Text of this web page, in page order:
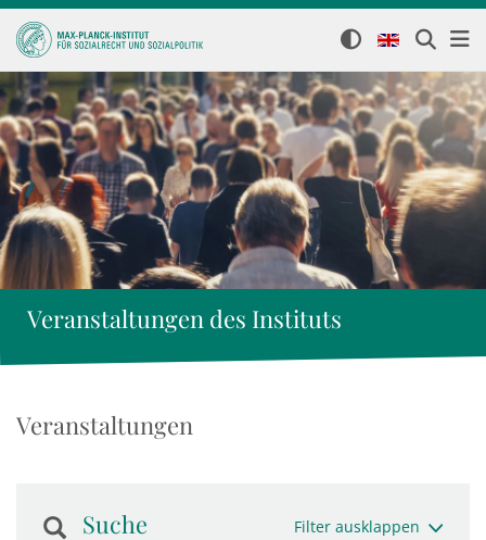
Veranstaltungen des Instituts
Veranstaltungen
Suche Filter ausklappen